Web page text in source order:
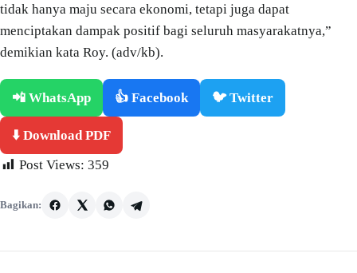
tidak hanya maju secara ekonomi, tetapi juga dapat
menciptakan dampak positif bagi seluruh masyarakatnya,”
demikian kata Roy. (adv/kb).
📲 WhatsApp 👍 Facebook 🐦 Twitter
⬇️ Download PDF
Post Views: 359
Bagikan: